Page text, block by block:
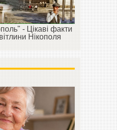
- Цікаві факти
Нікополя